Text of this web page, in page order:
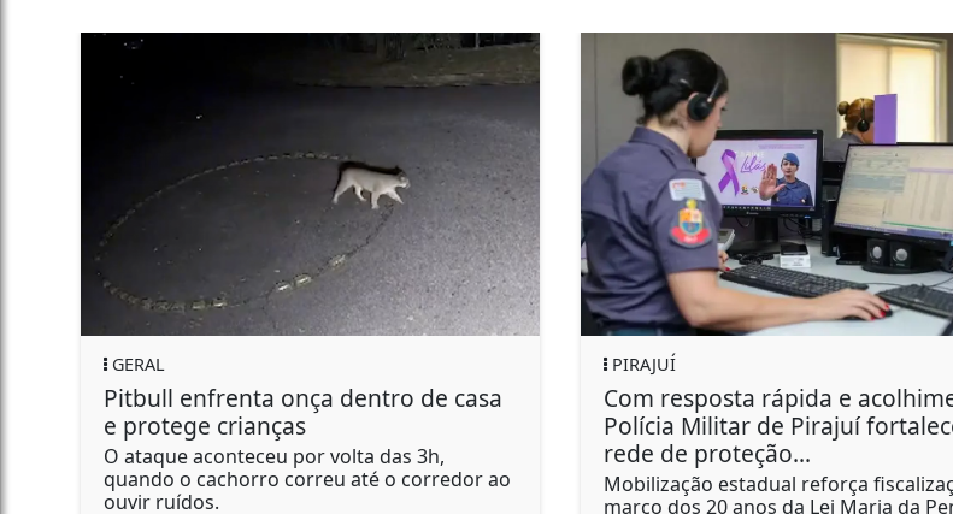
GERAL
Pitbull enfrenta onça dentro de casa
e protege crianças
O ataque aconteceu por volta das 3h,
quando o cachorro correu até o corredor ao
ouvir ruídos.
PIRAJUÍ
Com resposta rápida e acolhimento,
Polícia Militar de Pirajuí fortalece
rede de proteção...
Mobilização estadual reforça fiscalização no
marco dos 20 anos da Lei Maria da Penha;...